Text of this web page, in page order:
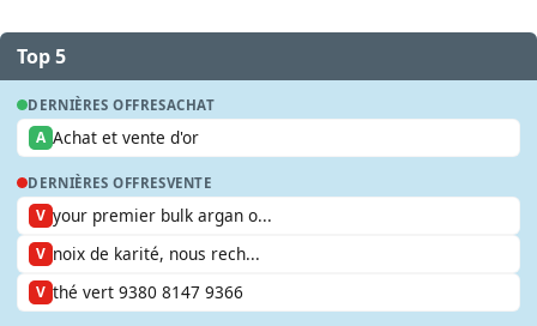
Top 5
DERNIÈRES OFFRESACHAT
A Achat et vente d'or
DERNIÈRES OFFRESVENTE
V your premier bulk argan o...
V noix de karité, nous rech...
V thé vert 9380 8147 9366